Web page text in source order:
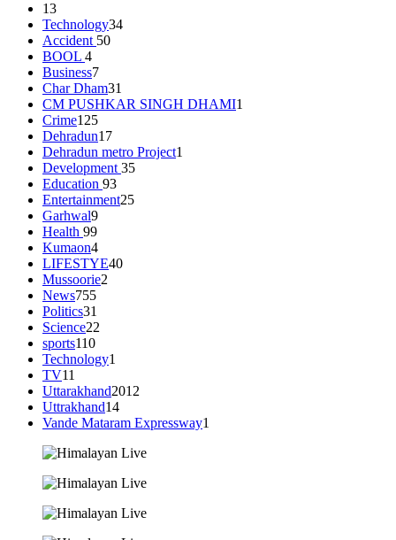
13
Technology34
Accident 50
BOOL 4
Business7
Char Dham31
CM PUSHKAR SINGH DHAMI1
Crime125
Dehradun17
Dehradun metro Project1
Development 35
Education 93
Entertainment25
Garhwal9
Health 99
Kumaon4
LIFESTYE40
Mussoorie2
News755
Politics31
Science22
sports110
Technology1
TV11
Uttarakhand2012
Uttrakhand14
Vande Mataram Expressway1